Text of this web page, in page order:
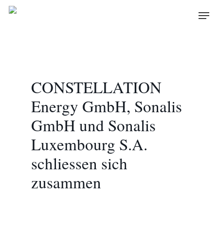
Skip
CONSTELLATION
Energy GmbH, Sonalis
GmbH und Sonalis
Luxembourg S.A.
schliessen sich
zusammen